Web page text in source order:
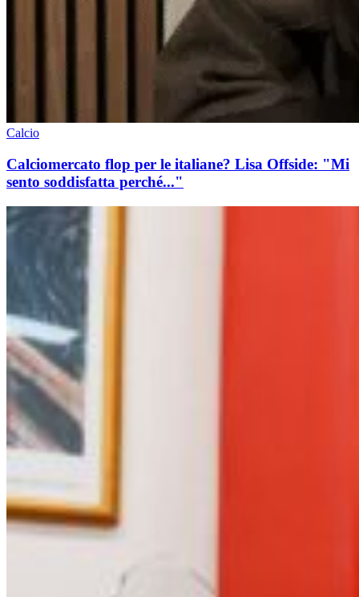
Calcio
Calciomercato flop per le italiane? Lisa Offside: "Mi
sento soddisfatta perché..."